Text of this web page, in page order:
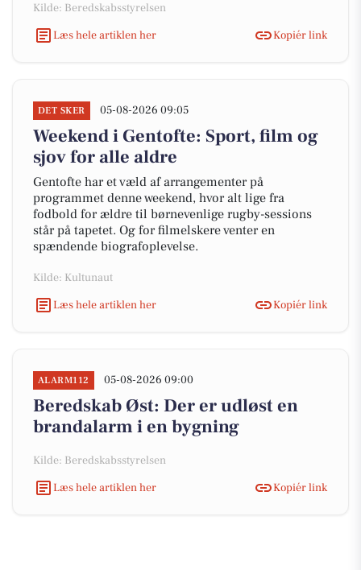
Kilde: Beredskabsstyrelsen
Læs hele artiklen her
Kopiér link
DET SKER 05-08-2026 09:05
Weekend i Gentofte: Sport, film og
sjov for alle aldre
Gentofte har et væld af arrangementer på
programmet denne weekend, hvor alt lige fra
fodbold for ældre til børnevenlige rugby-sessions
står på tapetet. Og for filmelskere venter en
spændende biografoplevelse.
Kilde: Kultunaut
Læs hele artiklen her
Kopiér link
ALARM112 05-08-2026 09:00
Beredskab Øst: Der er udløst en
brandalarm i en bygning
Kilde: Beredskabsstyrelsen
Læs hele artiklen her
Kopiér link